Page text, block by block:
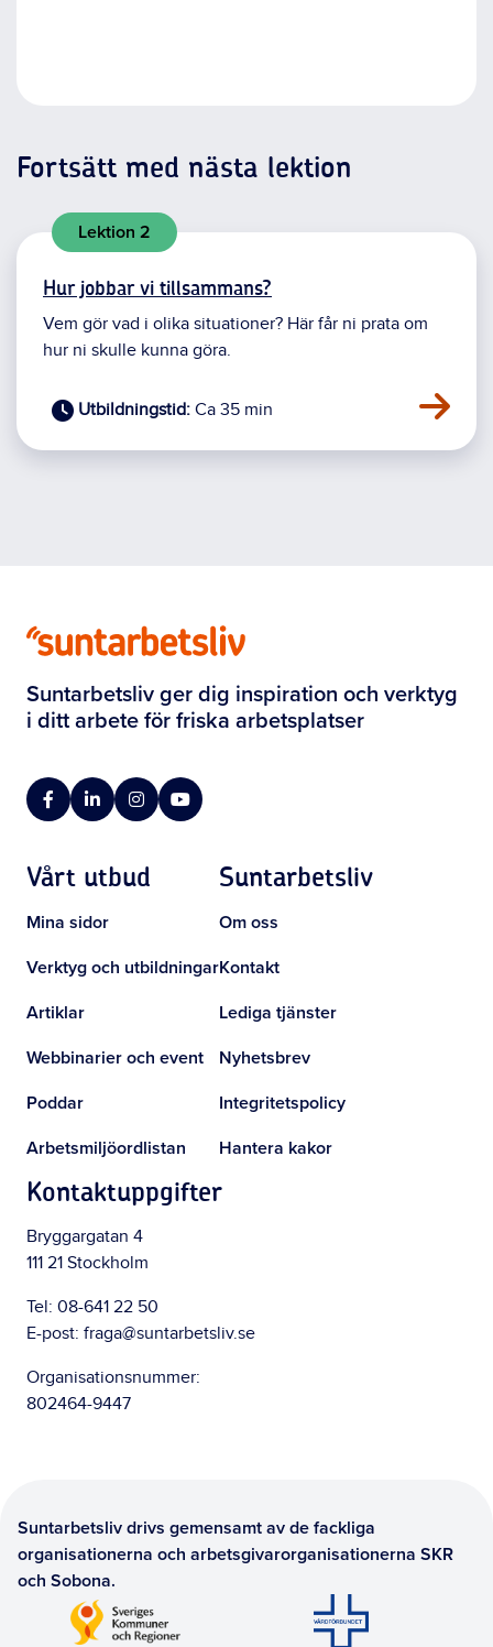
Fortsätt med nästa lektion
Lektion 2
Hur jobbar vi tillsammans?
Vem gör vad i olika situationer? Här får ni prata om
hur ni skulle kunna göra.
Ca 35 min
Suntarbetsliv ger dig inspiration och verktyg
i ditt arbete för friska arbetsplatser
FacebookLinkedInInstagramYouTube
Vårt utbud
Mina sidor
Verktyg och utbildningar
Artiklar
Webbinarier och event
Poddar
Arbetsmiljöordlistan
Suntarbetsliv
Om oss
Kontakt
Lediga tjänster
Nyhetsbrev
Integritetspolicy
Hantera kakor
Kontaktuppgifter
Bryggargatan 4
111 21 Stockholm
Tel: 08-641 22 50
E-post: fraga@suntarbetsliv.se
Organisationsnummer:
802464-9447
Suntarbetsliv drivs gemensamt av de fackliga
organisationerna och arbetsgivarorganisationerna SKR
och Sobona.